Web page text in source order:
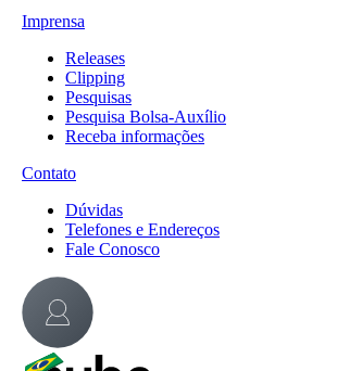
Imprensa
Releases
Clipping
Pesquisas
Pesquisa Bolsa-Auxílio
Receba informações
Contato
Dúvidas
Telefones e Endereços
Fale Conosco